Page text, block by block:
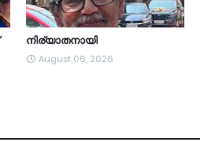
നിര്യാതനായി
August 06, 2026